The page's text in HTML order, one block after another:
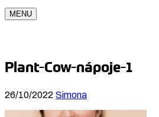
MENU
Plant-Cow-nápoje-1
26/10/2022 Simona